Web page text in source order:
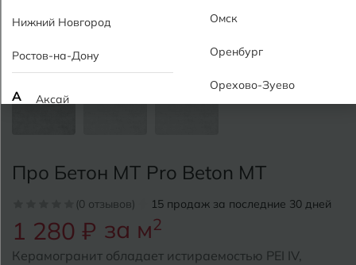
Про Бетон MT Pro Beton MT
(0 отзывов) 15 продаж за последние 30 дней
1 280 ₽ за м2
Керамогранит обладает истираемостью PEI IV,
Нижний Новгород
Ростов-на-Дону
А Аксай
Альметьевск
Армавир
Омск
Оренбург
Орехово-Зуево
Подольск
Псков